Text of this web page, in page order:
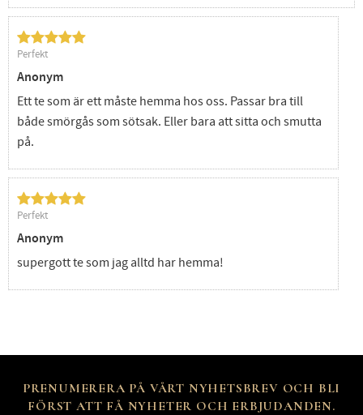
Perfekt
Anonym
Ett te som är ett måste hemma hos oss. Passar bra till
både smörgås som sötsak. Eller bara att sitta och smutta
på.
Perfekt
Anonym
supergott te som jag alltd har hemma!
PRENUMERERA PÅ VÅRT NYHETSBREV OCH BLI
FÖRST ATT FÅ NYHETER OCH ERBJUDANDEN.